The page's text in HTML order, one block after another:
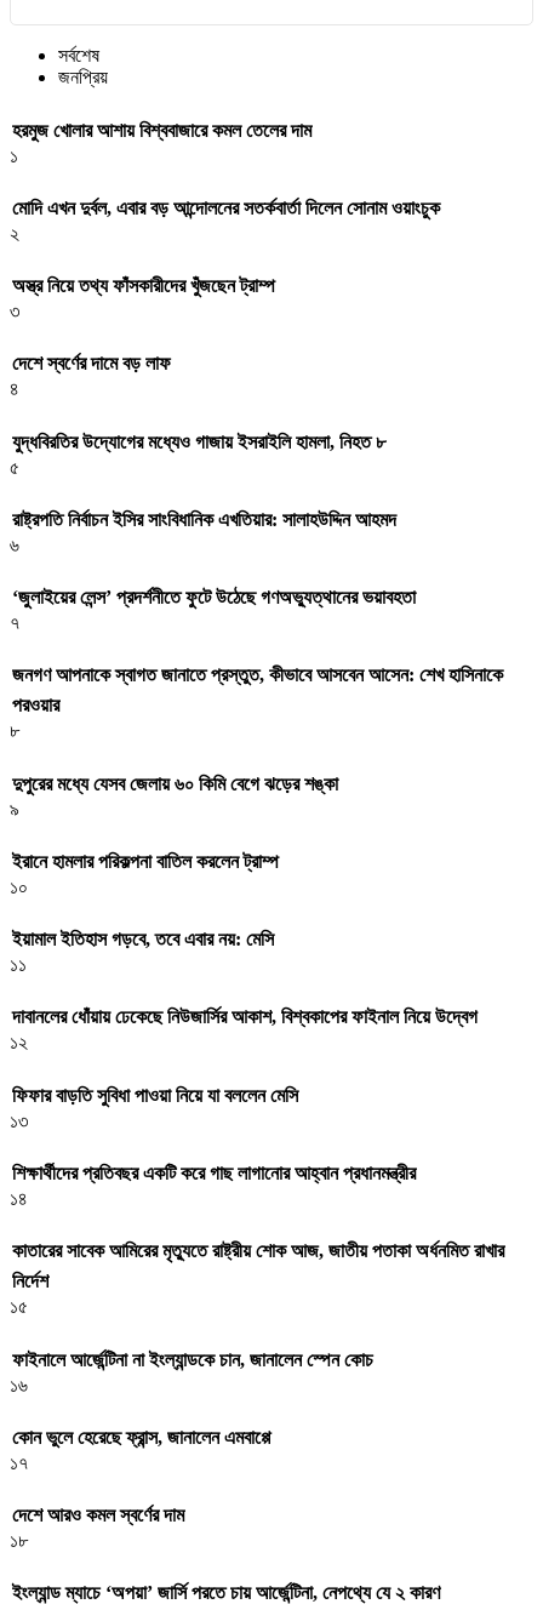
সর্বশেষ
জনপ্রিয়
হরমুজ খোলার আশায় বিশ্ববাজারে কমল তেলের দাম
১
মোদি এখন দুর্বল, এবার বড় আন্দোলনের সতর্কবার্তা দিলেন সোনাম ওয়াংচুক
২
অস্ত্র নিয়ে তথ্য ফাঁসকারীদের খুঁজছেন ট্রাম্প
৩
দেশে স্বর্ণের দামে বড় লাফ
৪
যুদ্ধবিরতির উদ্যোগের মধ্যেও গাজায় ইসরাইলি হামলা, নিহত ৮
৫
রাষ্ট্রপতি নির্বাচন ইসির সাংবিধানিক এখতিয়ার: সালাহউদ্দিন আহমদ
৬
‘জুলাইয়ের লেন্স’ প্রদর্শনীতে ফুটে উঠেছে গণঅভ্যুত্থানের ভয়াবহতা
৭
জনগণ আপনাকে স্বাগত জানাতে প্রস্তুত, কীভাবে আসবেন আসেন: শেখ হাসিনাকে
পরওয়ার
৮
দুপুরের মধ্যে যেসব জেলায় ৬০ কিমি বেগে ঝড়ের শঙ্কা
৯
ইরানে হামলার পরিকল্পনা বাতিল করলেন ট্রাম্প
১০
ইয়ামাল ইতিহাস গড়বে, তবে এবার নয়: মেসি
১১
দাবানলের ধোঁয়ায় ঢেকেছে নিউজার্সির আকাশ, বিশ্বকাপের ফাইনাল নিয়ে উদ্বেগ
১২
ফিফার বাড়তি সুবিধা পাওয়া নিয়ে যা বললেন মেসি
১৩
শিক্ষার্থীদের প্রতিবছর একটি করে গাছ লাগানোর আহ্বান প্রধানমন্ত্রীর
১৪
কাতারের সাবেক আমিরের মৃত্যুতে রাষ্ট্রীয় শোক আজ, জাতীয় পতাকা অর্ধনমিত রাখার
নির্দেশ
১৫
ফাইনালে আর্জেন্টিনা না ইংল্যান্ডকে চান, জানালেন স্পেন কোচ
১৬
কোন ভুলে হেরেছে ফ্রান্স, জানালেন এমবাপ্পে
১৭
দেশে আরও কমল স্বর্ণের দাম
১৮
ইংল্যান্ড ম্যাচে ‘অপয়া’ জার্সি পরতে চায় আর্জেন্টিনা, নেপথ্যে যে ২ কারণ